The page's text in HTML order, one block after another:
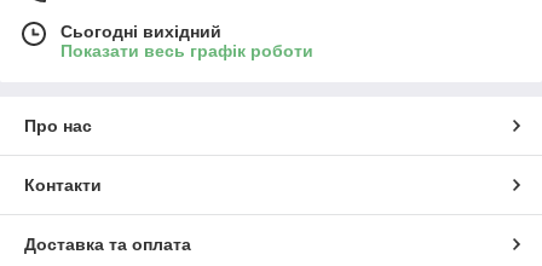
Сьогодні вихідний
Показати весь графік роботи
Про нас
Контакти
Доставка та оплата